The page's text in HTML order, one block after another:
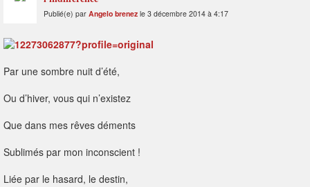
Publié(e) par Angelo brenez le 3 décembre 2014 à 4:17
Par une sombre nuit d’été,
Ou d’hiver, vous qui n’existez
Que dans mes rêves déments
Sublimés par mon inconscient !
Liée par le hasard, le destin,